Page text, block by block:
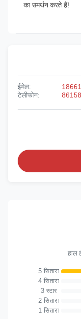
का समर्थन करते हैं!
ईमेल:
टेलीफोन:
हाल
5 सितारा
4 सितारा
3 स्टार
2 सितारा
1 सितारा